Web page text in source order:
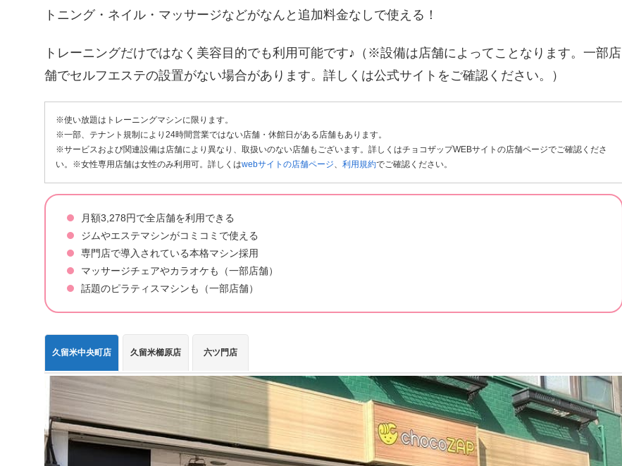
トニング・ネイル・マッサージなどがなんと追加料金なしで使える！
トレーニングだけではなく美容目的でも利用可能です♪（※設備は店舗によってことなります。一部店
舗でセルフエステの設置がない場合があります。詳しくは公式サイトをご確認ください。）
※使い放題はトレーニングマシンに限ります。
※一部、テナント規制により24時間営業ではない店舗・休館日がある店舗もあります。
※サービスおよび関連設備は店舗により異なり、取扱いのない店舗もございます。詳しくはチョコザップWEBサイトの店舗ページでご確認くださ
い。※女性専用店舗は女性のみ利用可。詳しくはwebサイトの店舗ページ、 利用規約でご確認ください。
月額3,278円で全店舗を利用できる
ジムやエステマシンがコミコミで使える
専門店で導入されている本格マシン採用
マッサージチェアやカラオケも（一部店舗）
話題のピラティスマシンも（一部店舗）
久留米中央町店 久留米櫛原店 六ツ門店